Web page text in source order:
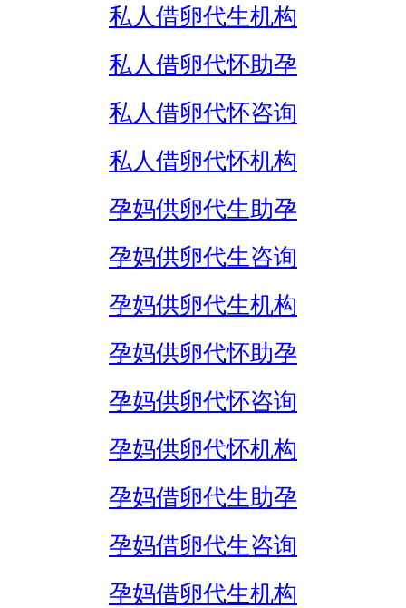
私人借卵代生机构
私人借卵代怀助孕
私人借卵代怀咨询
私人借卵代怀机构
孕妈供卵代生助孕
孕妈供卵代生咨询
孕妈供卵代生机构
孕妈供卵代怀助孕
孕妈供卵代怀咨询
孕妈供卵代怀机构
孕妈借卵代生助孕
孕妈借卵代生咨询
孕妈借卵代生机构